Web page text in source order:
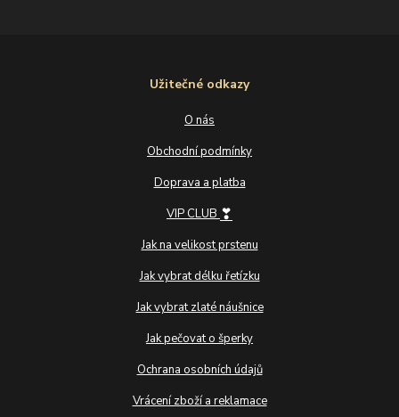
Užitečné odkazy
O nás
Obchodní podmínky
Doprava a platba
VIP CLUB ❣
Jak na velikost prstenu
Jak vybrat délku řetízku
Jak vybrat zlaté náušnice
Jak pečovat o šperky
Ochrana osobních údajů
Vrácení zboží a reklamace